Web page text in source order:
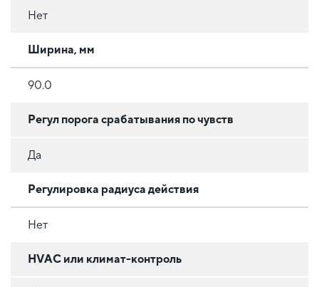
Нет
Ширина, мм
90.0
Регул порога срабатывания по чувств
Да
Регулировка радиуса действия
Нет
HVAC или климат-контроль